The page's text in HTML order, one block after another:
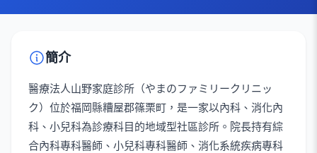
簡介
醫療法人山野家庭診所（やまのファミリークリニッ
ク）位於福岡縣糟屋郡篠栗町，是一家以內科、消化內
科、小兒科為診療科目的地域型社區診所。院長持有綜
合內科專科醫師、小兒科專科醫師、消化系統疾病專科